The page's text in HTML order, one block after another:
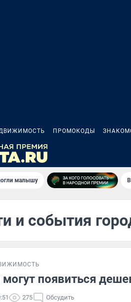
ПРОМОКОДЫ
малышу
и события
появиться
275 Обсудить